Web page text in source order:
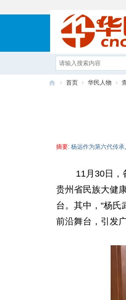
› 首页 › 华民人物 ›
摘要: 杨远作为第六代传
11月30日，备
贵州省民族大健
台。其中，“杨
前沿舞台，引发